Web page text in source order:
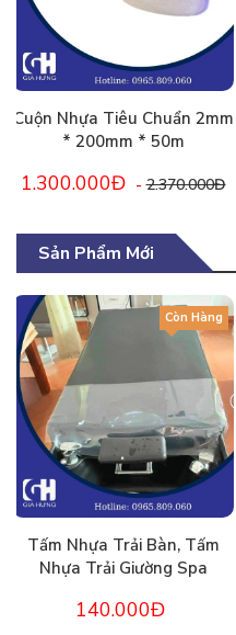
Cuộn Nhựa Tiêu Chuẩn 2mm
* 200mm * 50m
1.300.000Đ -2.370.000Đ
Sản Phẩm Mới
Còn Hàng
Tấm Nhựa Trải Bàn, Tấm
Nhựa Trải Giường Spa
140.000Đ